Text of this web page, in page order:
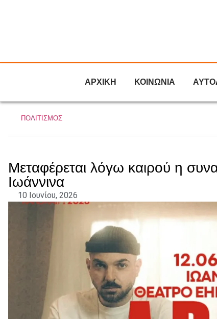
ΑΡΧΙΚΗ ΚΟΙΝΩΝΙΑ
ΠΟΛΙΤΙΣΜΟΣ
Μεταφέρεται λόγω καιρού η
Ιωάννινα
10 Ιουνίου, 2026